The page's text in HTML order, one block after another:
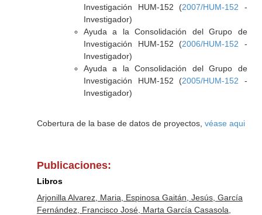
Investigación HUM-152 (2007/HUM-152 -
Investigador)
Ayuda a la Consolidación del Grupo de
Investigación HUM-152 (2006/HUM-152 -
Investigador)
Ayuda a la Consolidación del Grupo de
Investigación HUM-152 (2005/HUM-152 -
Investigador)
Cobertura de la base de datos de proyectos, véase aqui
Publicaciones:
Libros
Arjonilla Alvarez, Maria, Espinosa Gaitán, Jesús, García
Fernández, Francisco José, Marta García Casasola,